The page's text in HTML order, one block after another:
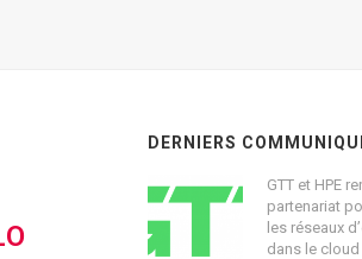
DERNIERS
GTT et HPE
partenariat
les réseaux
dans le cloud